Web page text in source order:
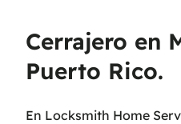
Cerrajero en
Puerto Rico.
En Locksmith Home